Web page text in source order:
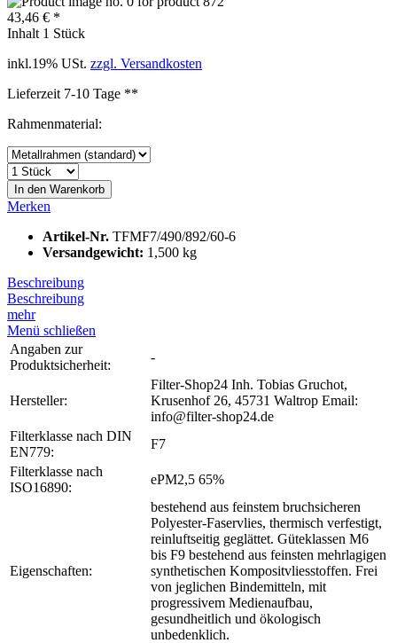
43,46 € *
Inhalt 1 Stück
inkl.19% USt. zzgl. Versandkosten
Lieferzeit 7-10 Tage **
Rahmenmaterial:
In den Warenkorb
Merken
Artikel-Nr. TFMF7/490/892/60-6
Versandgewicht: 1,500 kg
Beschreibung
Beschreibung
mehr
Menü schließen
Angaben zur
Produktsicherheit:
-
Hersteller:
Filter-Shop24 Inh. Tobias Gruchot,
Krusenhof 26, 45731 Waltrop Email:
info@filter-shop24.de
Filterklasse nach DIN
EN779:
F7
Filterklasse nach
ISO16890:
ePM2,5 65%
Eigenschaften:
bestehend aus feinstem bruchsicheren
Polyester-Faservlies, thermisch verfestigt,
reinluftseitig geglättet. Güteklassen M6
bis F9 bestehend aus feinsten mehrlagigen
synthetischen Kompositvliesstoffen. Frei
von jeglichen Bindemitteln, mit
progressivem Medienaufbau,
gesundheitlich und ökologisch
unbedenklich.